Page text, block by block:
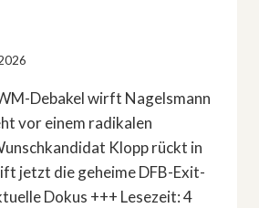
Debakel wirft Nagelsmann
vor einem radikalen
Klopp rückt in
jetzt die geheime DFB-Exit-
Dokus +++ Lesezeit: 4